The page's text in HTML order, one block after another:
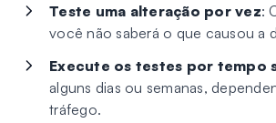
Teste uma alteração por vez:
você não saberá o que causou a
Execute os testes por tempo
alguns dias ou semanas,
tráfego.